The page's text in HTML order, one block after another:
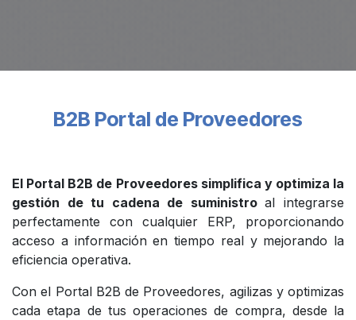
B2B Portal de Proveedores
El Portal B2B de Proveedores simplifica y optimiza la
gestión de tu cadena de suministroal integrarse
perfectamente con cualquier ERP, proporcionando
acceso a información en tiempo real y mejorando la
eficiencia operativa.
Con el Portal B2B de Proveedores, agilizas y optimizas
cada etapa de tus operaciones de compra, desde la